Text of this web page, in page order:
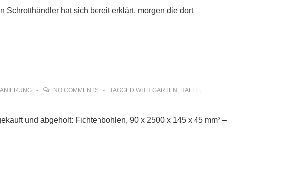
Schrotthändler hat sich bereit erklärt, morgen die dort
NO COMMENTS TAGGED WITH GARTEN , HALLE,
und abgeholt: Fichtenbohlen, 90 x 2500 x 145 x 45 mm³ –